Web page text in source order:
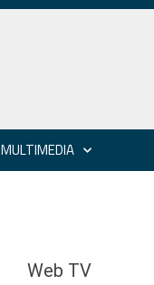
MULTIMEDIA
Web TV